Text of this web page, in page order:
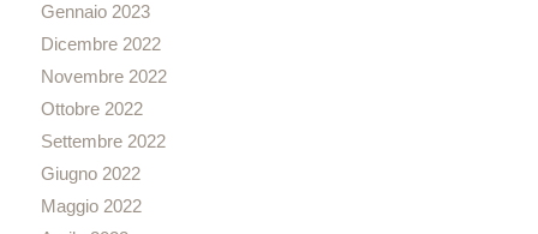
Gennaio 2023
Dicembre 2022
Novembre 2022
Ottobre 2022
Settembre 2022
Giugno 2022
Maggio 2022